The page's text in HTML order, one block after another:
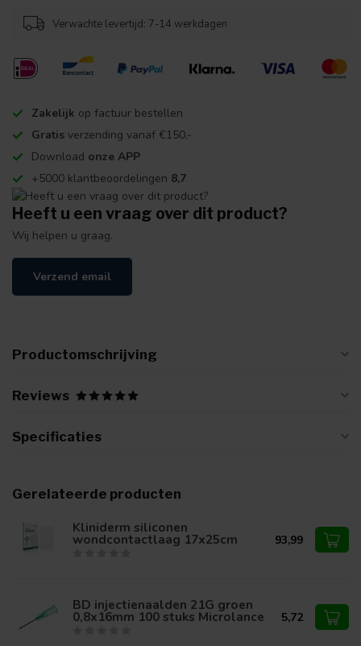
Verwachte levertijd: 7-14 werkdagen
Zakelijk op factuur bestellen
Gratis verzending vanaf €150,-
Download onze APP
+5000 klantbeoordelingen 8,7
Heeft u een vraag over dit product?
Wij helpen u graag.
Verzend email
Productomschrijving
Reviews
Specificaties
Gerelateerde producten
Kliniderm siliconen
wondcontactlaag 17x25cm 93,99
BD injectienaalden 21G groen
0,8x16mm 100 stuks Microlance 5,72